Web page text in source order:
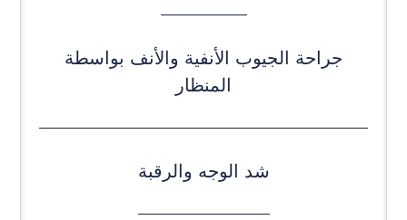
جراحة الجيوب الأنفية والأنف بواسطة
المنظار
شد الوجه والرقبة